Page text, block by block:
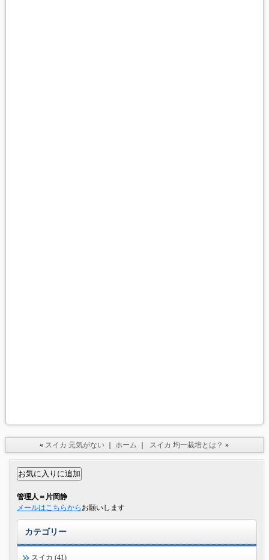
« スイカ 元気がない ｜ホーム スイカ 均一栽培とは？ »
管理人＝片岡静
メールはこちらから お願いします
カテゴリー
スイカ (41)